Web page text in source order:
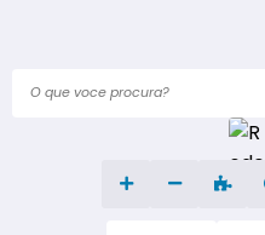
O que voce procura?